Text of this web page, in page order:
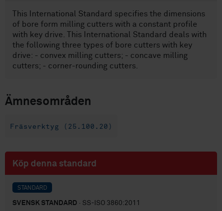
This International Standard specifies the dimensions
of bore form milling cutters with a constant profile
with key drive. This International Standard deals with
the following three types of bore cutters with key
drive: - convex milling cutters; - concave milling
cutters; - corner-rounding cutters.
Ämnesområden
Fräsverktyg (25.100.20)
Köp denna standard
STANDARD
SVENSK STANDARD · SS-ISO 3860:2011